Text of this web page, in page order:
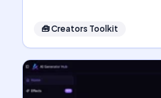
🧰Creators Toolkit